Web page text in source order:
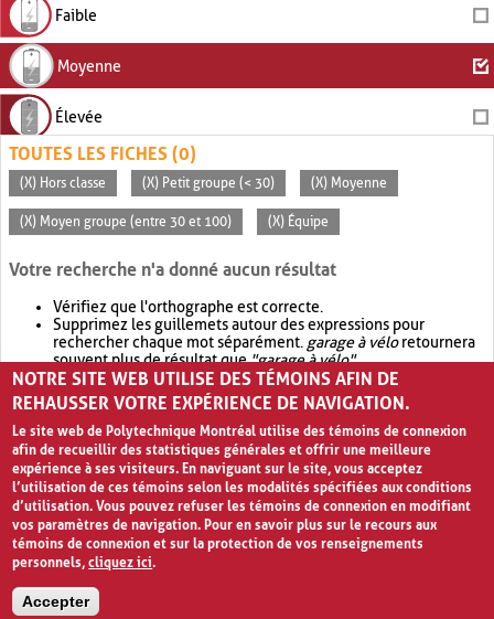
Faible
Moyenne
Élevée
TOUTES LES FICHES (0)
(X) Hors classe (X) Petit groupe (< 30) (X) Moyenne
(X) Moyen groupe (entre 30 et 100) (X) Équipe
Votre recherche n'a donné aucun résultat
Vérifiez que l'orthographe est correcte.
Supprimez les guillemets autour des expressions pour
rechercher chaque mot séparément. garage à véloretournera
souvent plus de résultat que"garage à vélo".
Envisagez d'élargir votre recherche avec OR.garage OR vélo
retournera souvent plus de résultat quegarage à vélo
NOTRE SITE WEB UTILISE DES TÉMOINS AFIN DE
REHAUSSER VOTRE EXPÉRIENCE DE NAVIGATION.
Le site web de Polytechnique Montréal utilise des témoins de connexion
afin de recueillir des statistiques générales et offrir une meilleure
expérience à ses visiteurs. En naviguant sur le site, vous acceptez
l’utilisation de ces témoins selon les modalités spécifiées aux conditions
d’utilisation. Vous pouvez refuser les témoins de connexion en modifiant
vos paramètres de navigation. Pour en savoir plus sur le recours aux
témoins de connexion et sur la protection de vos renseignements
personnels,cliquez ici.
Accepter